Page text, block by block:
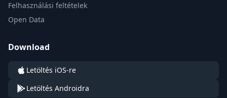
Felhasználási feltételek
Open Data
Download
Letöltés iOS-re
Letöltés Androidra